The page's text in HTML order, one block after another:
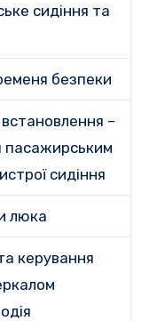
сидіння та
безпеки
–
пасажирським
сидіння
люка
керування